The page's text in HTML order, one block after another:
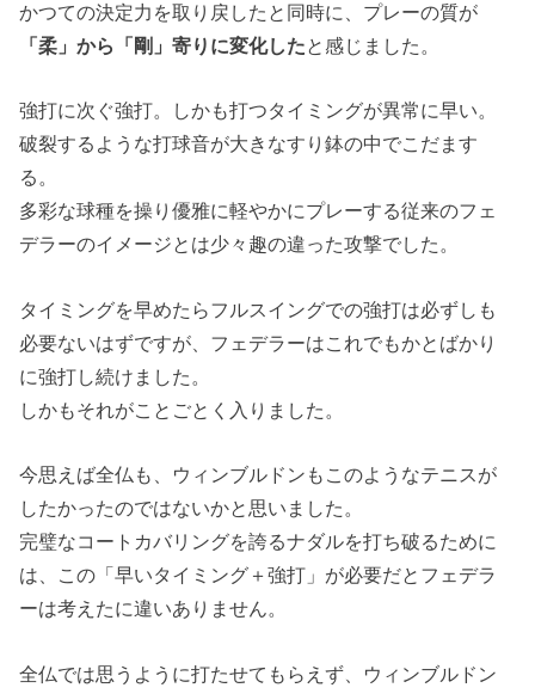
かつての決定力を取り戻したと同時に、プレーの質が
「柔」から「剛」寄りに変化したと感じました。
強打に次ぐ強打。しかも打つタイミングが異常に早い。
破裂するような打球音が大きなすり鉢の中でこだます
る。
多彩な球種を操り優雅に軽やかにプレーする従来のフェ
デラーのイメージとは少々趣の違った攻撃でした。
タイミングを早めたらフルスイングでの強打は必ずしも
必要ないはずですが、フェデラーはこれでもかとばかり
に強打し続けました。
しかもそれがことごとく入りました。
今思えば全仏も、ウィンブルドンもこのようなテニスが
したかったのではないかと思いました。
完璧なコートカバリングを誇るナダルを打ち破るために
は、この「早いタイミング＋強打」が必要だとフェデラ
ーは考えたに違いありません。
全仏では思うように打たせてもらえず、ウィンブルドン